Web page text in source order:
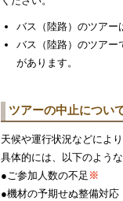
バス（陸路）のツアー
バス（陸路）のツアー
があります。
ツアーの中止につい
天候や運行状況などによ
具体的には、以下のよう
●ご参加人数の不足 ※
●機材の予期せぬ整備対応